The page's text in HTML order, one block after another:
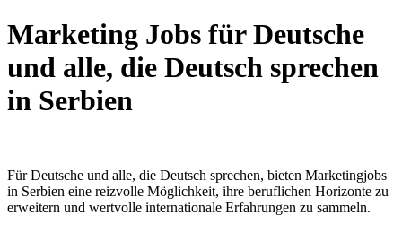
Marketing Jobs für Deutsche
und alle, die Deutsch sprechen
in Serbien
Für Deutsche und alle, die Deutsch sprechen, bieten Marketingjobs
in Serbien eine reizvolle Möglichkeit, ihre beruflichen Horizonte zu
erweitern und wertvolle internationale Erfahrungen zu sammeln.